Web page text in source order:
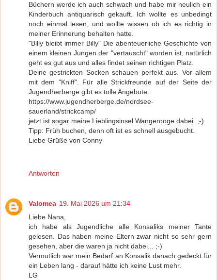
Büchern werde ich auch schwach und habe mir neulich ein
Kinderbuch antiquarisch gekauft. Ich wollte es unbedingt
noch einmal lesen, und wollte wissen ob ich es richtig in
meiner Erinnerung behalten hatte.
"Billy bleibt immer Billy" Die abenteuerliche Geschichte von
einem kleinen Jungen der "vertauscht" worden ist, natürlich
geht es gut aus und alles findet seinen richtigen Platz.
Deine gestrickten Socken schauen perfekt aus. Vor allem
mit dem "Kniff". Für alle Strickfreunde auf der Seite der
Jugendherberge gibt es tolle Angebote.
https://www.jugendherberge.de/nordsee-
sauerland/strickcamp/
jetzt ist sogar meine Lieblingsinsel Wangerooge dabei. ;-)
Tipp: Früh buchen, denn oft ist es schnell ausgebucht.
Liebe Grüße von Conny
Antworten
Valomea 19. Mai 2026 um 21:34
Liebe Nana,
ich habe als Jugendliche alle Konsaliks meiner Tante
gelesen. Das haben meine Eltern zwar nicht so sehr gern
gesehen, aber die waren ja nicht dabei... ;-)
Vermutlich war mein Bedarf an Konsalik danach gedeckt für
ein Leben lang - darauf hätte ich keine Lust mehr.
LG